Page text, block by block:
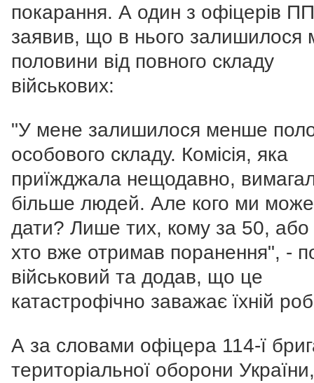
покарання. А один з офіцерів
заявив, що в нього залишилося
половини від повного складу
військових:
"У мене залишилося менше
особового складу. Комісія, яка
приїжджала нещодавно,
більше людей. Але кого ми
дати? Лише тих, кому за 50, або
хто вже отримав поранення", -
військовий та додав, що це
катастрофічно заважає їхній
А за словами офіцера 114-ї
територіальної оборони